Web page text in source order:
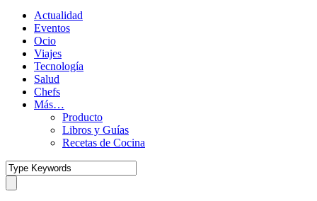
Actualidad
Eventos
Ocio
Viajes
Tecnología
Salud
Chefs
Más…
Producto
Libros y Guías
Recetas de Cocina